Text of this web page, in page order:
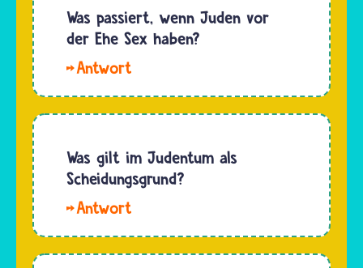
Urenkelin.
…
gehören
Kinder
jüdischen
Mutter
automatisch
Glauben
an. Mit
der Bar…
Was passiert, wenn Juden vor
der Ehe Sex haben?
Jüdinnen
Juden
vor der
haben,
"passiert"
natürlich
Was gilt im Judentum als
Scheidungsgrund?
müssen